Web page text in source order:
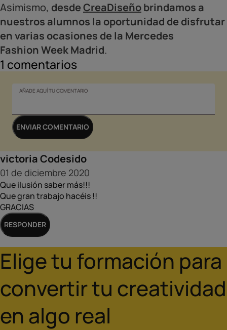
Asimismo, desdeCreaDiseñobrindamos a
nuestros alumnos la oportunidad de disfrutar
en varias ocasiones de la Mercedes
Fashion Week Madrid.
1 comentarios
AÑADE AQUÍ TU COMENTARIO
ENVIAR COMENTARIO
victoria Codesido
01 de diciembre 2020
Que ilusión saber más!!!
Que gran trabajo hacéis !!
GRACIAS
AÑADE AQUÍ TU COMENTARIO
NOMBRE
RESPONDER
Elige tu formación para
convertir tu creatividad
en algo real